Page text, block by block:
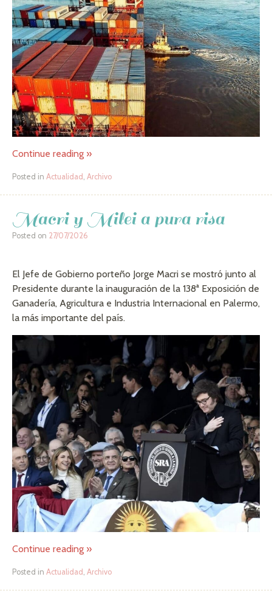
Continue reading »
Posted in Actualidad , Archivo
Macri y Milei a pura risa
Posted on 27/07/2026
El Jefe de Gobierno porteño Jorge Macri se mostró junto al
Presidente durante la inauguración de la 138ª Exposición de
Ganadería, Agricultura e Industria Internacional en Palermo,
la más importante del país.
Continue reading »
Posted in Actualidad , Archivo